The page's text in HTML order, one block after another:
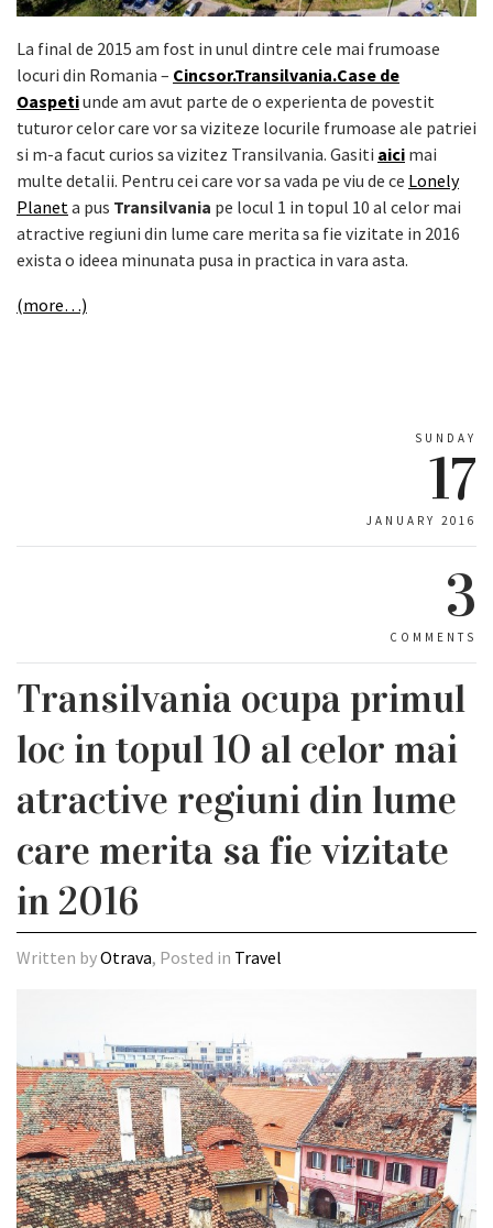
La final de 2015 am fost in unul dintre cele mai frumoase
locuri din Romania – Cincsor.Transilvania.Case de
Oaspetiunde am avut parte de o experienta de povestit
tuturor celor care vor sa viziteze locurile frumoase ale patriei
si m-a facut curios sa vizitez Transilvania. Gasiti aici mai
multe detalii. Pentru cei care vor sa vada pe viu de ce Lonely
Planet a pus Transilvania pe locul 1 in topul 10 al celor mai
atractive regiuni din lume care merita sa fie vizitate in 2016
exista o ideea minunata pusa in practica in vara asta.
(more…)
SUNDAY
17
JANUARY 2016
3
COMMENTS
Transilvania ocupa primul
loc in topul 10 al celor mai
atractive regiuni din lume
care merita sa fie vizitate
in 2016
Written byOtrava, Posted in Travel